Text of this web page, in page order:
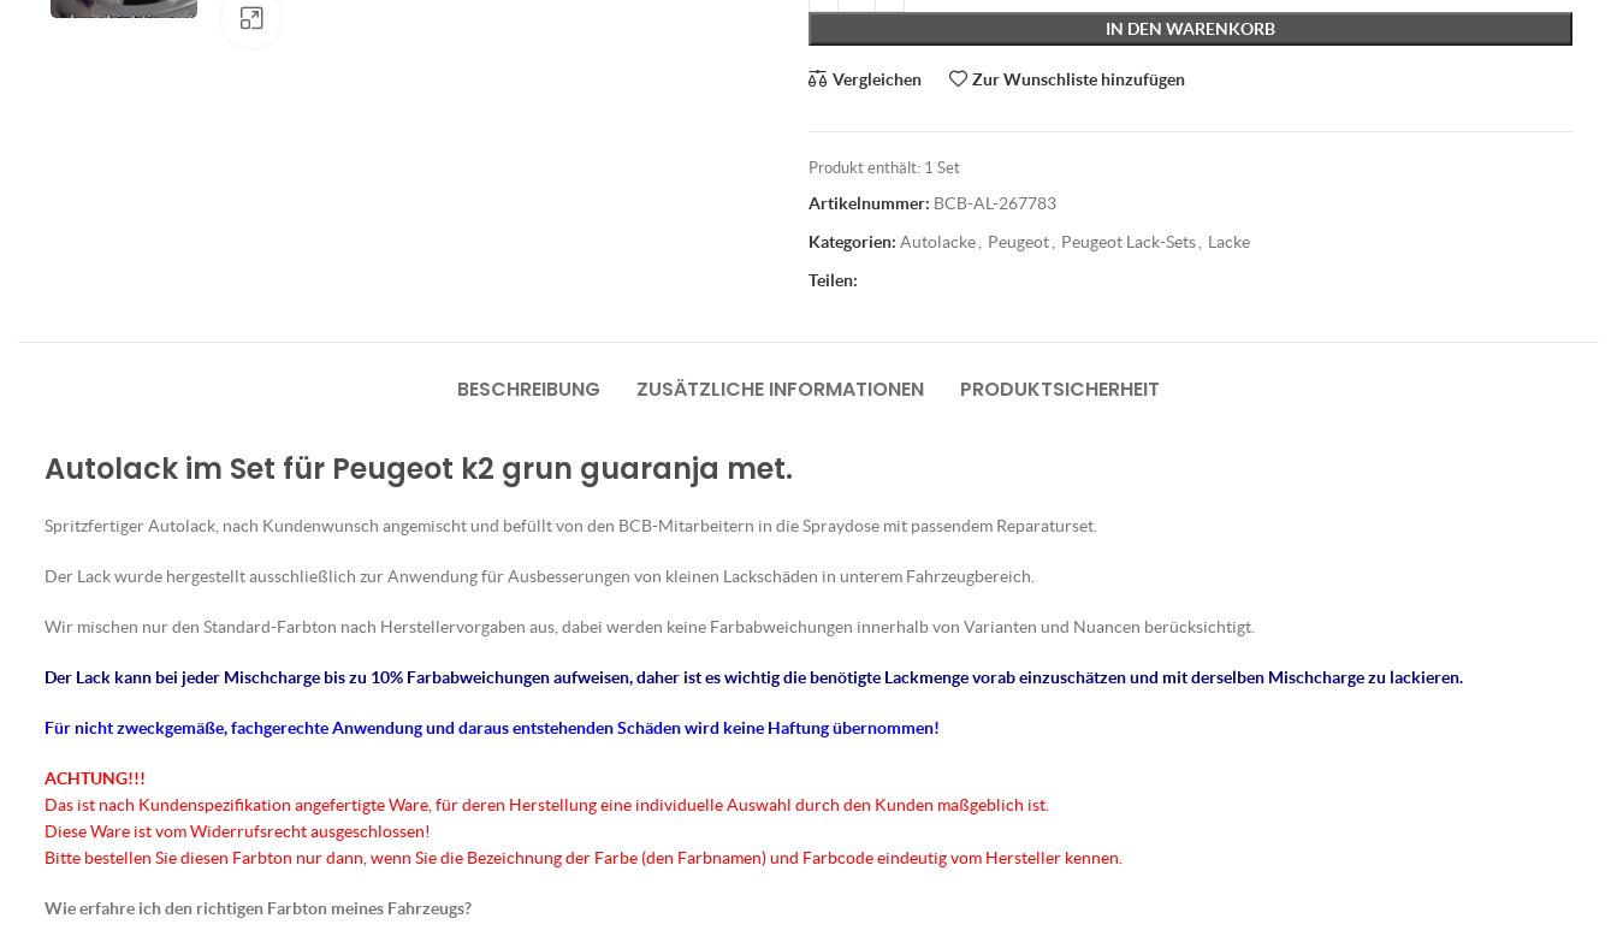
IN DEN WARENKORB
Vergleichen Zur Wunschliste hinzufügen
Produkt enthält: 1 Set
Artikelnummer: BCB-AL-267783
Kategorien: Autolacke Peugeot Peugeot Lack-Sets
Lacke
Teilen:
BESCHREIBUNG ZUSÄTZLICHE INFORMATIONEN PRODUKTSICHERHEIT
Autolack im Set für Peugeot k2 grun guaranja met.
Spritzfertiger Autolack, nach Kundenwunsch angemischt und befüllt von den BCB-Mitarbeitern in die Spraydose mit passendem Reparaturset.
Der Lack wurde hergestellt ausschließlich zur Anwendung für Ausbesserungen von kleinen Lackschäden in unterem Fahrzeugbereich.
Wir mischen nur den Standard-Farbton nach Herstellervorgaben aus, dabei werden keine Farbabweichungen innerhalb von Varianten und Nuancen berücksichtigt.
Der Lack kann bei jeder Mischcharge bis zu 10% Farbabweichungen aufweisen, daher ist es wichtig die benötigte Lackmenge vorab einzuschätzen und mit derselben Mischcharge zu lackieren.
Für nichtzweckgemäße, fachgerechte Anwendung und daraus entstehenden Schäden wird keine Haftung übernommen!
ACHTUNG!!!
Das ist nach Kundenspezifikation angefertigte Ware, für deren Herstellung eine individuelle Auswahl durch den Kunden maßgeblich ist.
Diese Ware ist vom Widerrufsrecht ausgeschlossen!
Bitte bestellen Sie diesen Farbton nur dann, wenn Sie die Bezeichnung der Farbe (den Farbnamen) und Farbcode eindeutig vom Hersteller kennen.
Wie erfahre ich den richtigen Farbton meines Fahrzeugs?